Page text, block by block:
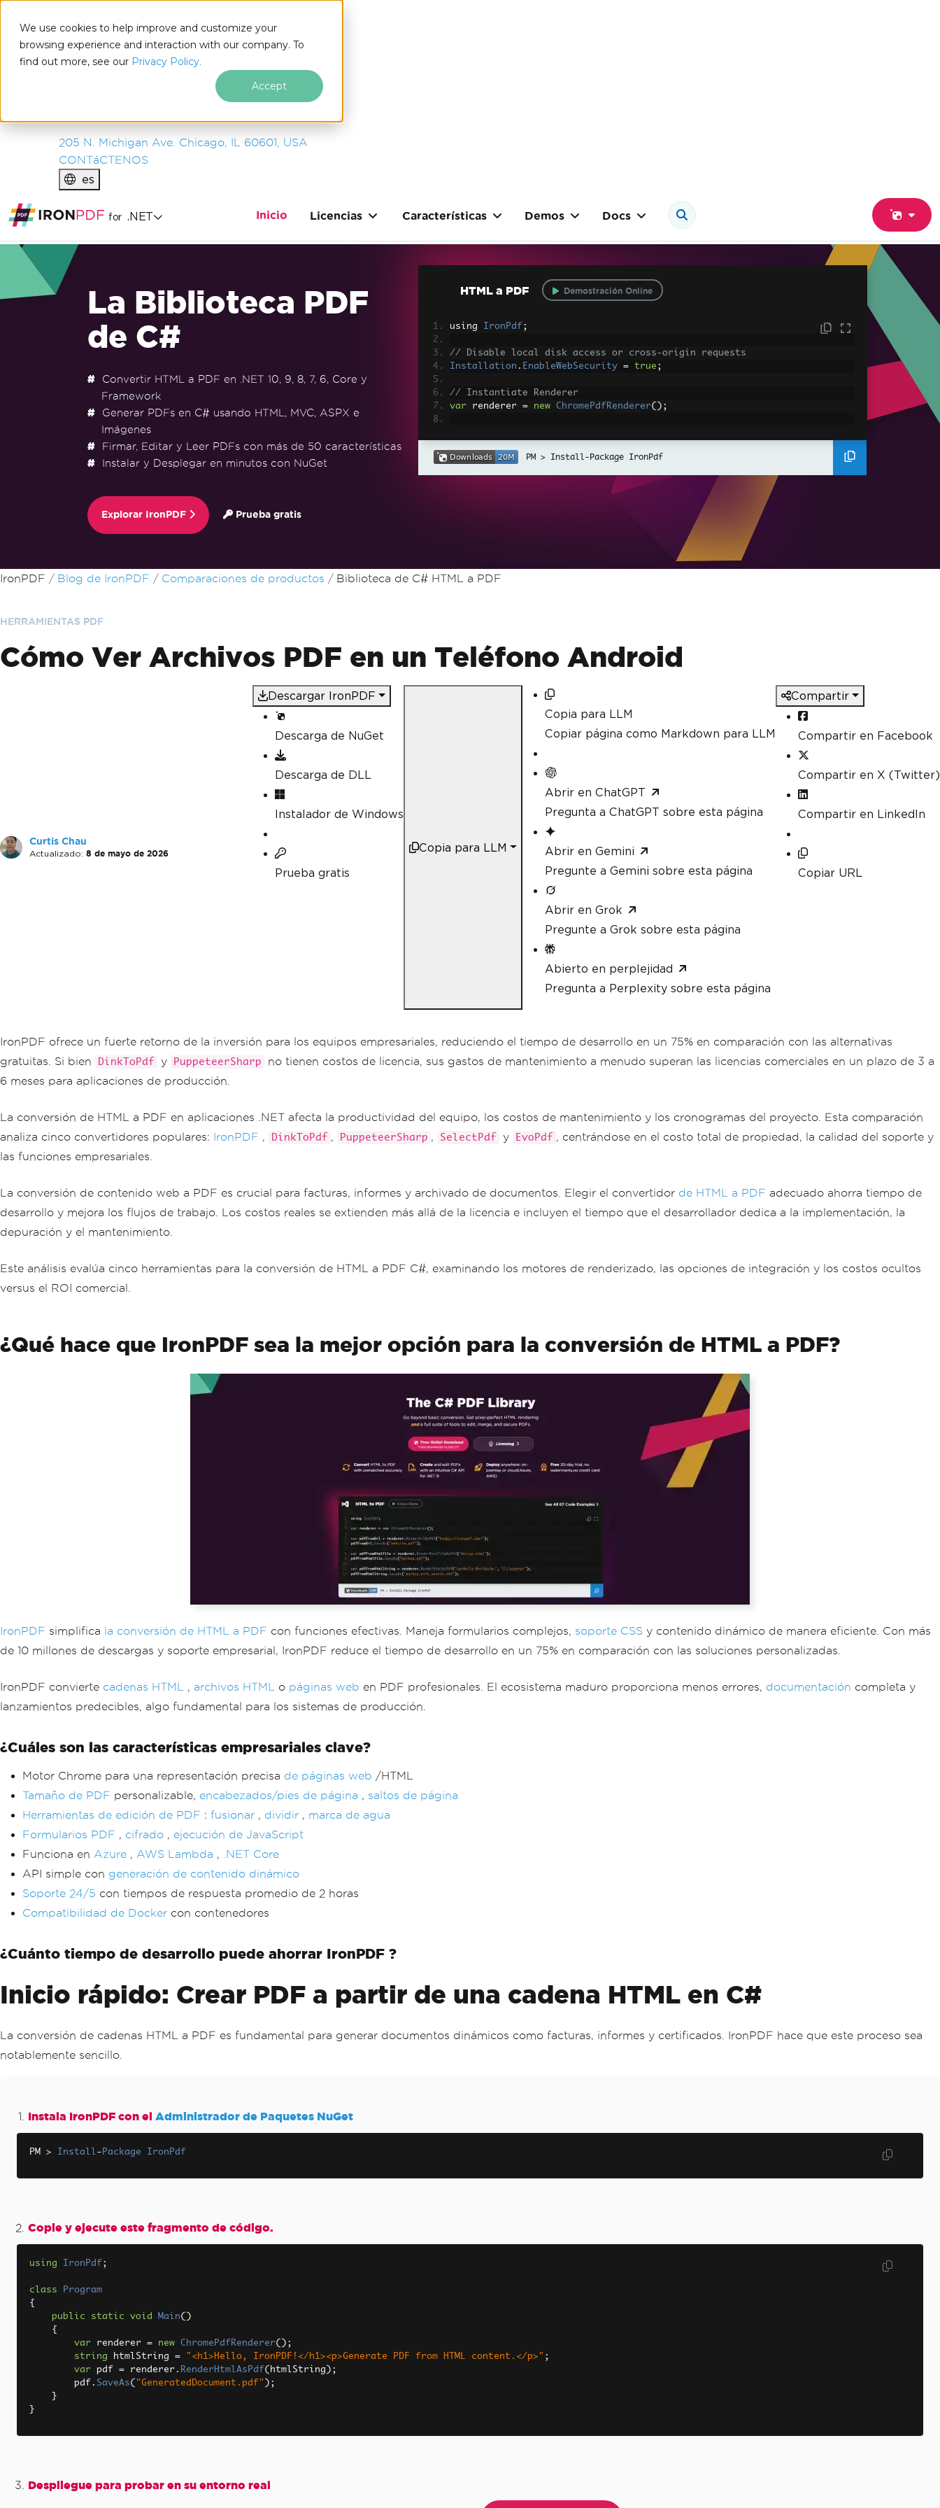
We use cookies to help improve and customize your
browsing experience and interaction with our company. To
find out more, see our Privacy Policy.
Accept
IRONSOFTWARE
PRODUCTOS
EMPRESA
205 N. Michigan Ave. Chicago, IL 60601, USA
CONTáCTENOS
es
for .NET Inicio Licencias Características Demos Docs
La Biblioteca PDF
de C#
Convertir HTML a PDF en .NET 10, 9, 8, 7, 6, Core y
Framework
Generar PDFs en C# usando HTML, MVC, ASPX e
Imágenes
Firmar, Editar y Leer PDFs con más de 50 características
Instalar y Desplegar en minutos con NuGet
Explorar IronPDF Prueba gratis
HTML a PDF Demostración Online
using IronPdf ;
// Disable local disk access or cross-origin requests
Installation . EnableWebSecurity = true ;
// Instantiate Renderer
var renderer = new ChromePdfRenderer();
// Load external html assets: Images, CSS and JavaScript.
// An optional BasePath 'C:\site\assets\' is set as the file location to
g'>", @"C:\site\assets\"
Install-Package IronPdf
Saltar al pie de página
IronPDF Blog de IronPDF Comparaciones de productos Biblioteca de C# HTML a PDF
HERRAMIENTAS PDF
Cómo Ver Archivos PDF en un Teléfono Android
Curtis Chau
Actualizado: 8 de mayo de 2026
Descargar IronPDF
Descarga de NuGet
Descarga de DLL
Instalador de Windows
Prueba gratis
Copia para LLM
Copia para LLM
Copiar página como Markdown para LLM
Abrir en ChatGPT
Pregunta a ChatGPT sobre esta página
Abrir en Gemini
Pregunte a Gemini sobre esta página
Abrir en Grok
Pregunte a Grok sobre esta página
Abierto en perplejidad
Pregunta a Perplexity sobre esta página
Compartir
Compartir en Facebook
Compartir en X (Twitter)
Compartir en LinkedIn
Copiar URL
IronPDF ofrece un fuerte retorno de la inversión para los equipos empresariales, reduciendo el tiempo de desarrollo en un 75% en comparación con las alternativas
gratuitas. Si bien
DinkToPdf y PuppeteerSharp
no tienen costos de licencia, sus gastos de mantenimiento a menudo superan las licencias comerciales en un plazo de 3 a
6 meses para aplicaciones de producción.
La conversión de HTML a PDF en aplicaciones .NET afecta la productividad del equipo, los costos de mantenimiento y los cronogramas del proyecto. Esta comparación
analiza cinco convertidores populares: IronPDF , DinkToPdf , PuppeteerSharp , SelectPdf y EvoPdf , centrándose en el costo total de propiedad, la calidad del soporte y
las funciones empresariales.
La conversión de contenido web a PDF es crucial para facturas, informes y archivado de documentos. Elegir el convertidor de HTML a PDF adecuado ahorra tiempo de
desarrollo y mejora los flujos de trabajo. Los costos reales se extienden más allá de la licencia e incluyen el tiempo que el desarrollador dedica a la implementación, la
depuración y el mantenimiento.
Este análisis evalúa cinco herramientas para la conversión de HTML a PDF C#, examinando los motores de renderizado, las opciones de integración y los costos ocultos
versus el ROI comercial.
¿Qué hace que IronPDF sea la mejor opción para la conversión de HTML a PDF?
IronPDF simplifica la conversión de HTML a PDF con funciones efectivas. Maneja formularios complejos, soporte CSS y contenido dinámico de manera eficiente. Con más
de 10 millones de descargas y soporte empresarial, IronPDF reduce el tiempo de desarrollo en un 75% en comparación con las soluciones personalizadas.
IronPDF convierte cadenas HTML , archivos HTML o páginas web en PDF profesionales. El ecosistema maduro proporciona menos errores, documentación completa y
lanzamientos predecibles, algo fundamental para los sistemas de producción.
¿Cuáles son las características empresariales clave?
Motor Chrome para una representación precisa de páginas web /HTML
Tamaño de PDF personalizable, encabezados/pies de página , saltos de página
Herramientas de edición de PDF : fusionar , dividir , marca de agua
Formularios PDF , cifrado , ejecución de JavaScript
Funciona en Azure , AWS Lambda ,
.NET Core
API simple con generación de contenido dinámico
Soporte 24/5 con tiempos de respuesta promedio de 2 horas
Compatibilidad de Docker con contenedores
¿Cuánto tiempo de desarrollo puede ahorrar IronPDF ?
Inicio rápido: Crear PDF a partir de una cadena HTML en C#
La conversión de cadenas HTML a PDF es fundamental para generar documentos dinámicos como facturas, informes y certificados. IronPDF hace que este proceso sea
notablemente sencillo.
Instala IronPDF con el Administrador de Paquetes NuGet
PM > Install- Package IronPdf
Copie y ejecute este fragmento de código.
using IronPdf ;
class
Program
{
public
static void Main()
{
var renderer = new ChromePdfRenderer();
string htmlString = "<h1>Hello, IronPDF!</h1><p>Generate PDF from HTML content.</p>" ;
var pdf = renderer . RenderHtmlAsPdf( htmlString );
        pdf
. SaveAs( "GeneratedDocument.pdf" );
}
}
Despliegue para probar en su entorno real